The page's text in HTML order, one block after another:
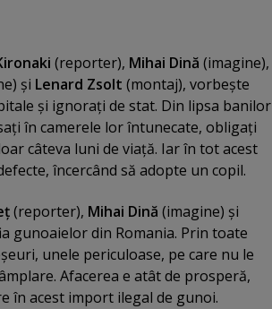
(reporter), Mihai Dină (imagine),
şi Lenard Zsolt (montaj), vorbeşte
şi ignoraţi de stat. Din lipsa banilor
în camerele lor întunecate, obligaţi
câteva luni de viaţă. Iar în tot acest
încercând să adopte un copil.
(reporter), Mihai Dină (imagine) şi
gunoaielor din Romania. Prin toate
unele periculoase, pe care nu le
Afacerea e atât de prosperă,
în acest import ilegal de gunoi.